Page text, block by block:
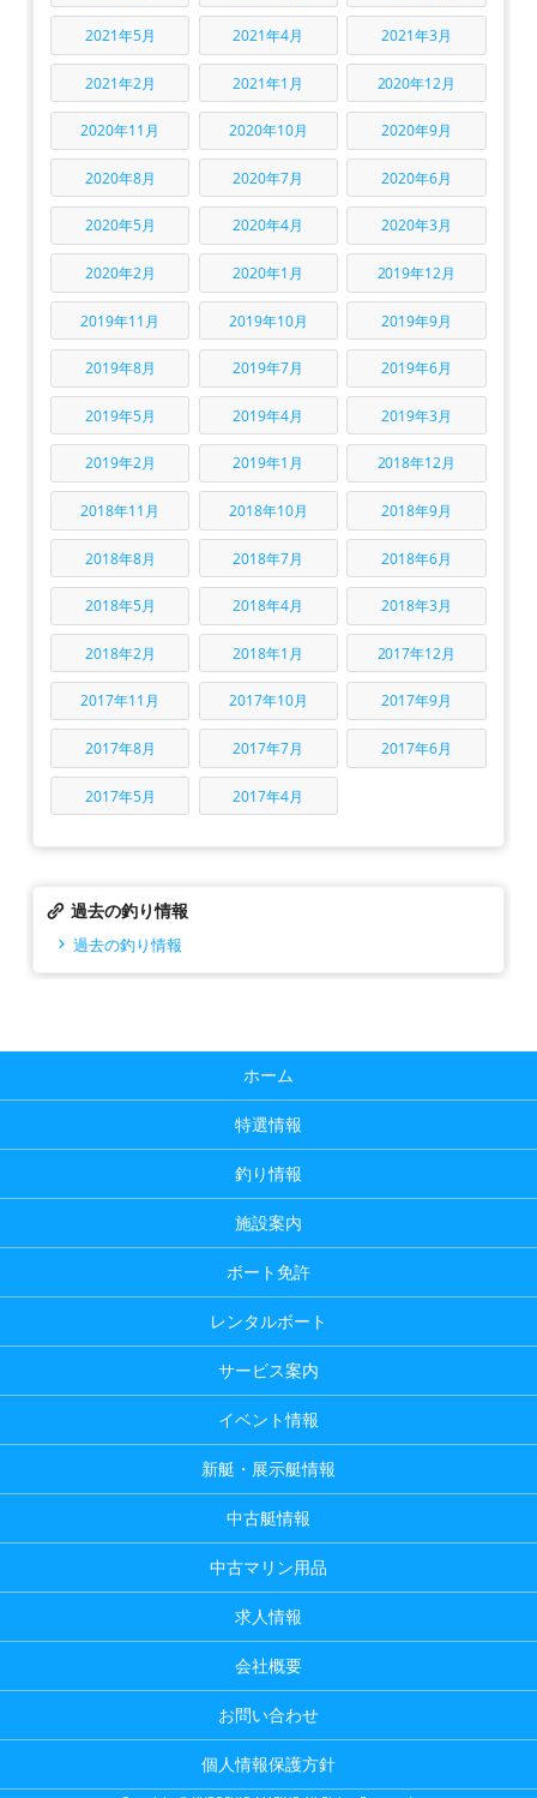
2021年5月 2021年4月 2021年3月
2021年2月 2021年1月 2020年12月
2020年11月 2020年10月 2020年9月
2020年8月 2020年7月 2020年6月
2020年5月 2020年4月 2020年3月
2020年2月 2020年1月 2019年12月
2019年11月 2019年10月 2019年9月
2019年8月 2019年7月 2019年6月
2019年5月 2019年4月 2019年3月
2019年2月 2019年1月 2018年12月
2018年11月 2018年10月 2018年9月
2018年8月 2018年7月 2018年6月
2018年5月 2018年4月 2018年3月
2018年2月 2018年1月 2017年12月
2017年11月 2017年10月 2017年9月
2017年8月 2017年7月 2017年6月
2017年5月 2017年4月
過去の釣り情報
過去の釣り情報
ホーム
特選情報
釣り情報
施設案内
ボート免許
レンタルボート
サービス案内
イベント情報
新艇・展示艇情報
中古艇情報
中古マリン用品
求人情報
会社概要
お問い合わせ
個人情報保護方針